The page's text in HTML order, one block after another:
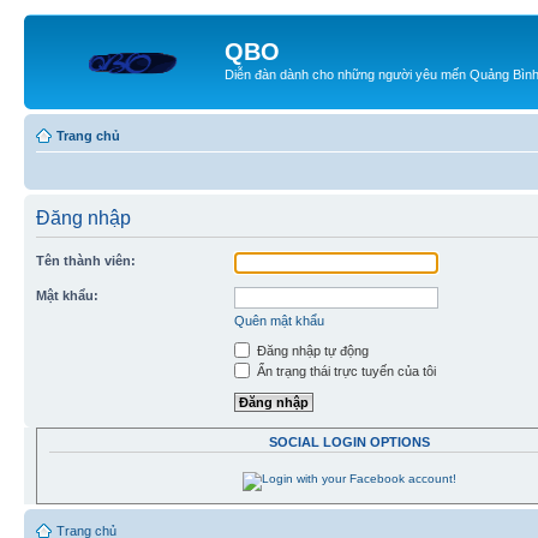
QBO
Diễn đàn dành cho những người yêu mến Quảng Bình
Trang chủ
Đăng nhập
Tên thành viên:
Mật khẩu:
Quên mật khẩu
Đăng nhập tự động
Ẩn trạng thái trực tuyến của tôi
SOCIAL LOGIN OPTIONS
Trang chủ